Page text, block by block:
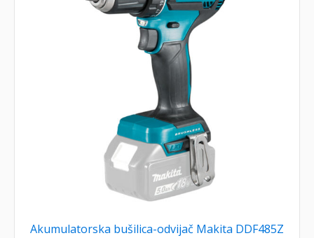
Akumulatorska bušilica-odvijač Makita DDF485Z